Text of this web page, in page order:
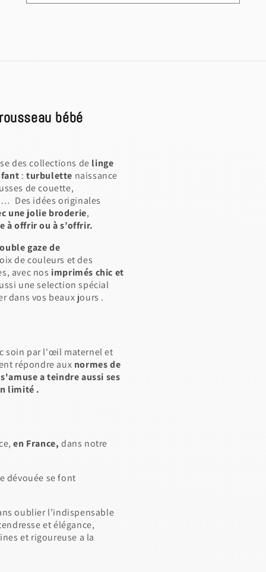
bébé
des collections de linge
:turbulette naissance
de couette,
Des idées originales
une jolie broderie,
à offrir ou à s’offrir.
gaze de
de couleurs et des
avec nos imprimés chic et
une selection spécial
dans vos beaux jours .
soin par l'œil maternel et
répondre aux normes de
a teindre aussi ses
limité .
en France, dans notre
dévouée se font
oublier l’indispensable
et élégance,
et rigoureuse a la